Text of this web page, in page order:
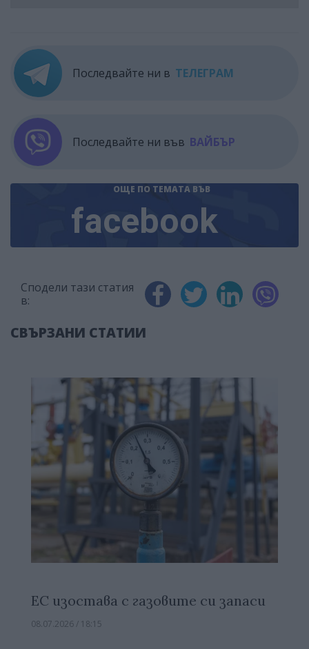
Последвайте ни в ТЕЛЕГРАМ
Последвайте ни във ВАЙБЪР
ОЩЕ ПО ТЕМАТА ВЪВ
facebook
Сподели тази статия
в:
СВЪРЗАНИ СТАТИИ
ЕС изостава с газовите си запаси
08.07.2026 / 18:15